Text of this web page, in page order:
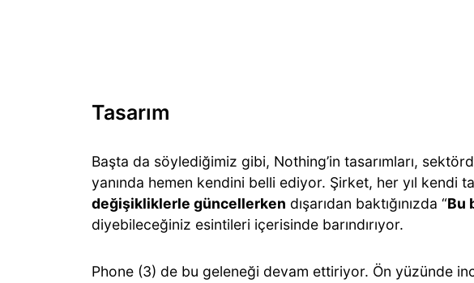
Tasarım
Başta da söylediğimiz gibi, Nothing’in tasarımları,
yanında hemen kendini belli ediyor. Şirket, her yıl kendi
değişikliklerle güncellerken dışarıdan baktığınızda “Bu
diyebileceğiniz esintileri içerisinde barındırıyor.
Phone (3) de bu geleneği devam ettiriyor. Ön yüzünde